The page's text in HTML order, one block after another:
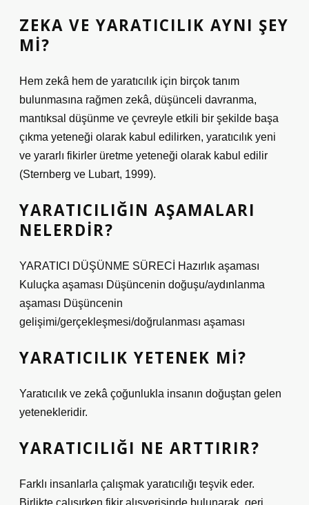
ZEKA VE YARATICILIK AYNI ŞEY
MI?
Hem zekâ hem de yaratıcılık için birçok tanım
bulunmasına rağmen zekâ, düşünceli davranma,
mantıksal düşünme ve çevreyle etkili bir şekilde başa
çıkma yeteneği olarak kabul edilirken, yaratıcılık yeni
ve yararlı fikirler üretme yeteneği olarak kabul edilir
(Sternberg ve Lubart, 1999).
YARATICILIĞIN AŞAMALARI
NELERDIR?
YARATICI DÜŞÜNME SÜRECİ Hazırlık aşaması
Kuluçka aşaması Düşüncenin doğuşu/aydınlanma
aşaması Düşüncenin
gelişimi/gerçekleşmesi/doğrulanması aşaması
YARATICILIK YETENEK MI?
Yaratıcılık ve zekâ çoğunlukla insanın doğuştan gelen
yetenekleridir.
YARATICILIĞI NE ARTTIRIR?
Farklı insanlarla çalışmak yaratıcılığı teşvik eder.
Birlikte çalışırken fikir alışverişinde bulunarak, geri